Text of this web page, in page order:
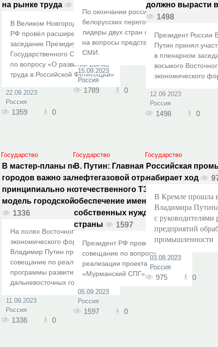
на рынке труда
В Великом Новгороде Президент
РФ провёл расширенное
заседание Президиума
Государственного Совета
по вопросу «О развитии рынка
труда в Российской Федерации»
22.09.2023
Россия
1359 0
По окончании российско-
белорусских переговоров
лидеры двух стран ответили
на вопросы представителей
СМИ.
15.09.2023
Россия
1789 0
должно вырасти
1498
Президент России
Путин принял
в пленарном
восьмого
экономического
12.09.2023
Россия
1498 0
Государство
В мастер-планы по развитию
городов важно заложить
принципиально новую
модель городской экономики
1336
На полях Восточного
экономического форума
Владимир Путин провёл
совещание по реализации
программы развития
дальневосточных городов.
11.09.2023
Россия
1336 0
Государство
В. Путин: Главная задача
нефтегазовой отрасли, всего
отечественного ТЭКа – это
обеспечение именно
собственных нужд нашей
страны
1597
Президент РФ провёл
совещание по вопросу
реализации проекта
«Мурманский СПГ».
05.09.2023
Россия
1597 0
Государство
Российская
набирает ход
В Кремле прошла
Владимира
с руководителями
предприятий
промышленности
03.08.2023
Россия
975 0